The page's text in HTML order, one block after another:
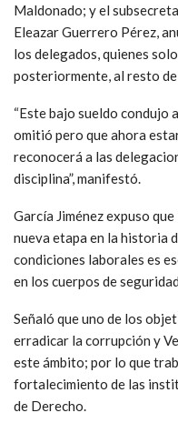
Maldonado; y el
Eleazar Guerrero Pérez,
los delegados, quienes
posteriormente, al resto
“Este bajo sueldo condujo
omitió pero que ahora
reconocerá a las
disciplina”, manifestó.
García Jiménez expuso
nueva etapa en la historia
condiciones laborales es
en los cuerpos de
Señaló que uno de los
erradicar la corrupción y
este ámbito; por lo que
fortalecimiento de las
de Derecho.